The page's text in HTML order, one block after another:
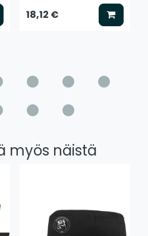
Valitse vaihtoehto
18,12 € Lisää
myös näistä